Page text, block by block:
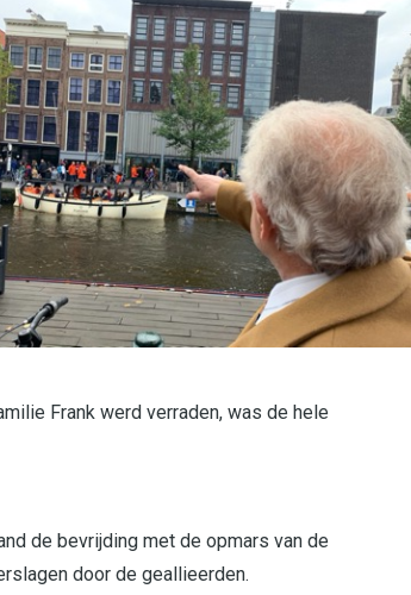
Frank werd verraden, was de hele
de bevrijding met de opmars van de
door de geallieerden.